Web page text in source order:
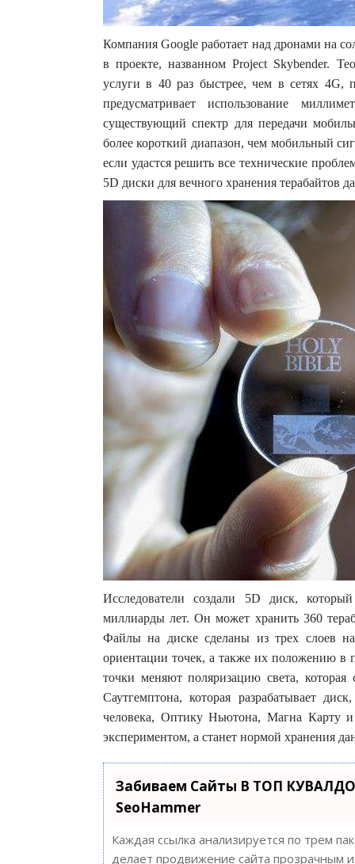
Компания Google работает над дронами на
в проекте, названном Project Skybender.
услуги в 40 раз быстрее, чем в сетях 4G,
предусматривает использование
существующий спектр для передачи
более короткий диапазон, чем мобильный
если удастся решить все технические
5D диски для вечного хранения терабайтов
Исследователи создали 5D диск,
миллиарды лет. Он может хранить 360
Файлы на диске сделаны из трех слоев
ориентации точек, а также их положению в
точки меняют поляризацию света,
Саутгемптона, которая разрабатывает
человека, Оптику Ньютона, Магна Карту
экспериментом, а станет нормой хранения
Забиваем Сайты В ТОП
SeoHammer
Каждая ссылка анализируется по трем
делает продвижение сайта прозрачным